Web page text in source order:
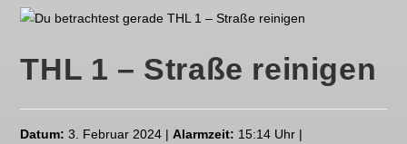
THL 1 – Straße reinigen
Datum: 3. Februar 2024 |Alarmzeit: 15:14 Uhr |